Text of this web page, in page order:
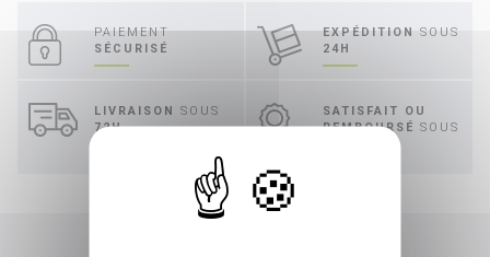
PAIEMENT
SÉCURISÉ
EXPÉDITION
SOUS
24H
LIVRAISON
SOUS
72H
SATISFAIT OU
REMBOURSÉ SOUS